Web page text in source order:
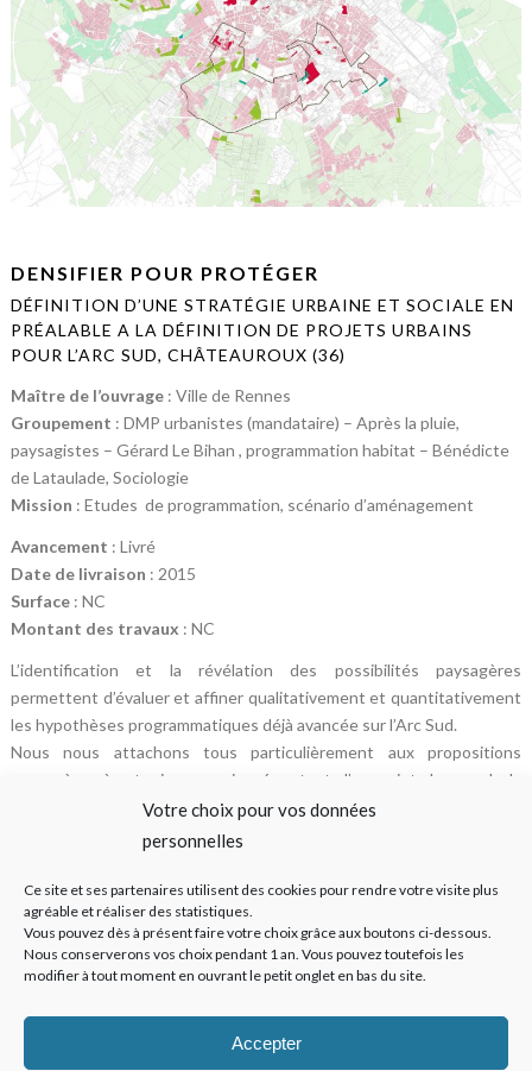
Votre choix pour vos données
personnelles
Ce site et ses partenaires utilisent des cookies pour rendre votre visite plus
agréable et réaliser des statistiques.
Vous pouvez dès à présent faire votre choix grâce aux boutons ci-dessous.
Nous conserverons vos choix pendant 1 an. Vous pouvez toutefois les
modifier à tout moment en ouvrant le petit onglet en bas du site.
Accepter
DENSIFIER POUR PROTÉGER
DÉFINITION D’UNE STRATÉGIE URBAINE ET SOCIALE EN
PRÉALABLE A LA DÉFINITION DE PROJETS URBAINS
POUR L’ARC SUD, CHÂTEAUROUX (36)
Maître de l’ouvrage: Ville de Rennes
Groupement : DMP urbanistes (mandataire) – Après la pluie,
paysagistes – Gérard Le Bihan , programmation habitat – Bénédicte
de Lataulade, Sociologie
Mission : Etudes de programmation, scénario d’aménagement
Avancement : Livré
Date de livraison : 2015
Surface: NC
Montant des travaux : NC
L’identification et la révélation des possibilités paysagères
permettent d’évaluer et affiner qualitativement et quantitativement
les hypothèses programmatiques déjà avancée sur l’Arc Sud.
Nous nous attachons tous particulièrement aux propositions
paysagères à retenir, ou envisagées, tant d’un point de vue de la
composition urbaine que d’un point de vue des usages et de leur
dimension sociale. L’objectif de cette méthode est de dégager un
stratégie urbaine et sociale, à son rapport au territoire, son
organisation spatiale et volumétrique, ainsi que les principes
techniques et architecturaux de fonctionnement, de desserte et de
liaison des différents quartiers.
La recomposition du camping permet le désenclavement des
équipements. Une attention particulière est apportée au partage
des usages et des circulations.